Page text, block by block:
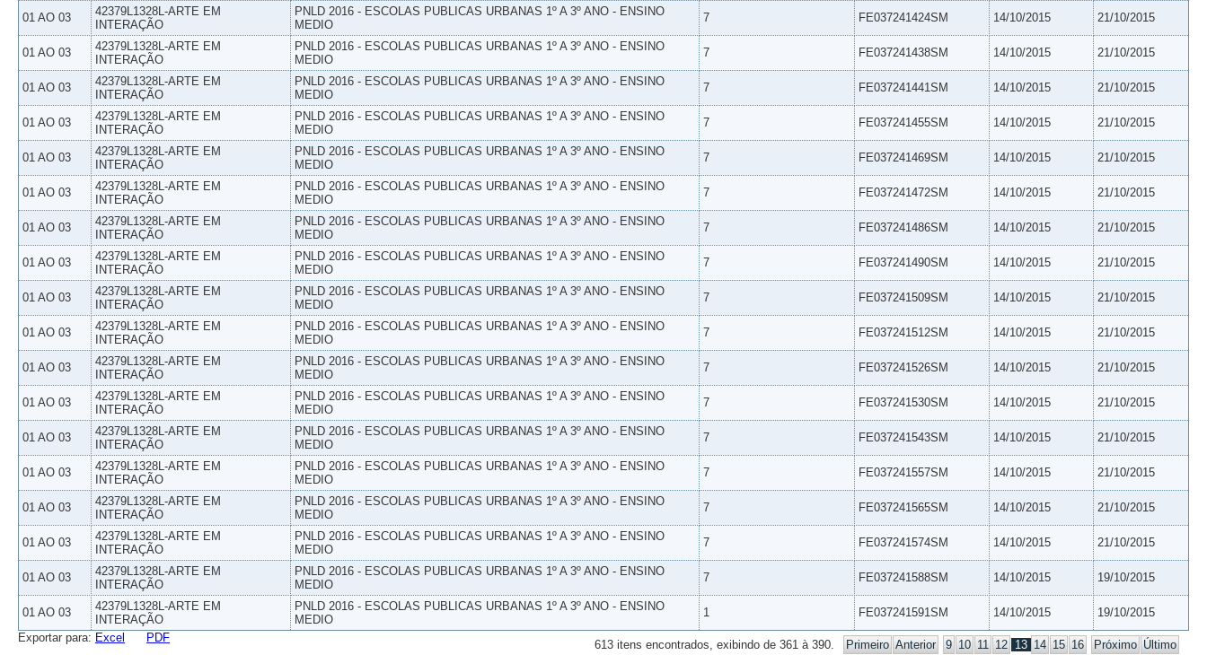
01 AO 03
42379L1328L-ARTE EM
INTERAÇÃO
PNLD 2016 - ESCOLAS PUBLICAS URBANAS 1º A 3º ANO - ENSINO
MEDIO
7 FE037241424SM 14/10/2015 21/10/2015
01 AO 03
42379L1328L-ARTE EM
INTERAÇÃO
PNLD 2016 - ESCOLAS PUBLICAS URBANAS 1º A 3º ANO - ENSINO
MEDIO
7 FE037241438SM 14/10/2015 21/10/2015
01 AO 03
42379L1328L-ARTE EM
INTERAÇÃO
PNLD 2016 - ESCOLAS PUBLICAS URBANAS 1º A 3º ANO - ENSINO
MEDIO
7 FE037241441SM 14/10/2015 21/10/2015
01 AO 03
42379L1328L-ARTE EM
INTERAÇÃO
PNLD 2016 - ESCOLAS PUBLICAS URBANAS 1º A 3º ANO - ENSINO
MEDIO
7 FE037241455SM 14/10/2015 21/10/2015
01 AO 03
42379L1328L-ARTE EM
INTERAÇÃO
PNLD 2016 - ESCOLAS PUBLICAS URBANAS 1º A 3º ANO - ENSINO
MEDIO
7 FE037241469SM 14/10/2015 21/10/2015
01 AO 03
42379L1328L-ARTE EM
INTERAÇÃO
PNLD 2016 - ESCOLAS PUBLICAS URBANAS 1º A 3º ANO - ENSINO
MEDIO
7 FE037241472SM 14/10/2015 21/10/2015
01 AO 03
42379L1328L-ARTE EM
INTERAÇÃO
PNLD 2016 - ESCOLAS PUBLICAS URBANAS 1º A 3º ANO - ENSINO
MEDIO
7 FE037241486SM 14/10/2015 21/10/2015
01 AO 03
42379L1328L-ARTE EM
INTERAÇÃO
PNLD 2016 - ESCOLAS PUBLICAS URBANAS 1º A 3º ANO - ENSINO
MEDIO
7 FE037241490SM 14/10/2015 21/10/2015
01 AO 03
42379L1328L-ARTE EM
INTERAÇÃO
PNLD 2016 - ESCOLAS PUBLICAS URBANAS 1º A 3º ANO - ENSINO
MEDIO
7 FE037241509SM 14/10/2015 21/10/2015
01 AO 03
42379L1328L-ARTE EM
INTERAÇÃO
PNLD 2016 - ESCOLAS PUBLICAS URBANAS 1º A 3º ANO - ENSINO
MEDIO
7 FE037241512SM 14/10/2015 21/10/2015
01 AO 03
42379L1328L-ARTE EM
INTERAÇÃO
PNLD 2016 - ESCOLAS PUBLICAS URBANAS 1º A 3º ANO - ENSINO
MEDIO
7 FE037241526SM 14/10/2015 21/10/2015
01 AO 03
42379L1328L-ARTE EM
INTERAÇÃO
PNLD 2016 - ESCOLAS PUBLICAS URBANAS 1º A 3º ANO - ENSINO
MEDIO
7 FE037241530SM 14/10/2015 21/10/2015
01 AO 03
42379L1328L-ARTE EM
INTERAÇÃO
PNLD 2016 - ESCOLAS PUBLICAS URBANAS 1º A 3º ANO - ENSINO
MEDIO
7 FE037241543SM 14/10/2015 21/10/2015
01 AO 03
42379L1328L-ARTE EM
INTERAÇÃO
PNLD 2016 - ESCOLAS PUBLICAS URBANAS 1º A 3º ANO - ENSINO
MEDIO
7 FE037241557SM 14/10/2015 21/10/2015
01 AO 03
42379L1328L-ARTE EM
INTERAÇÃO
PNLD 2016 - ESCOLAS PUBLICAS URBANAS 1º A 3º ANO - ENSINO
MEDIO
7 FE037241565SM 14/10/2015 21/10/2015
01 AO 03
42379L1328L-ARTE EM
INTERAÇÃO
PNLD 2016 - ESCOLAS PUBLICAS URBANAS 1º A 3º ANO - ENSINO
MEDIO
7 FE037241574SM 14/10/2015 21/10/2015
01 AO 03
42379L1328L-ARTE EM
INTERAÇÃO
PNLD 2016 - ESCOLAS PUBLICAS URBANAS 1º A 3º ANO - ENSINO
MEDIO
7 FE037241588SM 14/10/2015 19/10/2015
01 AO 03
42379L1328L-ARTE EM
INTERAÇÃO
PNLD 2016 - ESCOLAS PUBLICAS URBANAS 1º A 3º ANO - ENSINO
MEDIO
1 FE037241591SM 14/10/2015 19/10/2015
613 itens encontrados, exibindo de 361 à 390. Primeiro Anterior 9 10 11 12 13 14 15 16 Próximo Último
Exportar para: Excel PDF